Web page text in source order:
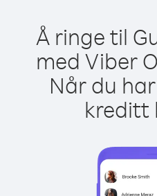
Å ringe til
med Viber
Når du
kreditt